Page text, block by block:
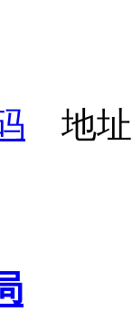
地址